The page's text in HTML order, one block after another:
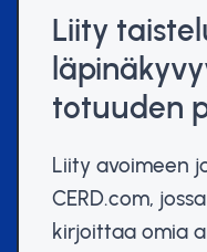
Liity
totuuden
Liity avoimeen
CERD.com,
kirjoittaa omia